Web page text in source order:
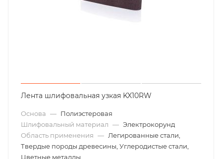
Лента шлифовальная узкая KX10RW
Основа — Полиэстеровая
Шлифовальный материал — Электрокорунд
Область применения — Легированные стали,
Твердые породы древесины, Углеродистые стали,
Цветные металлы